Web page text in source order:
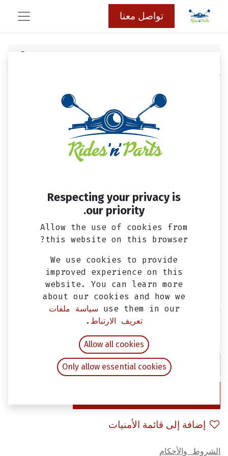
تواصل معنا
كافة المنتجات
ستيكر FG-071
شامل ضريبة القيمة المضافة
إضافة إلى قائمة الأمنيات
الشروط والأحكام
Respecting your privacy is
our priority.
Allow the use of cookies from
this website on this browser?
We use cookies to provide
improved experience on this
website. You can learn more
about our cookies and how we
use them in our سياسة ملفات
تعريف الارتباط .
Allow all cookies
Only allow essential cookies